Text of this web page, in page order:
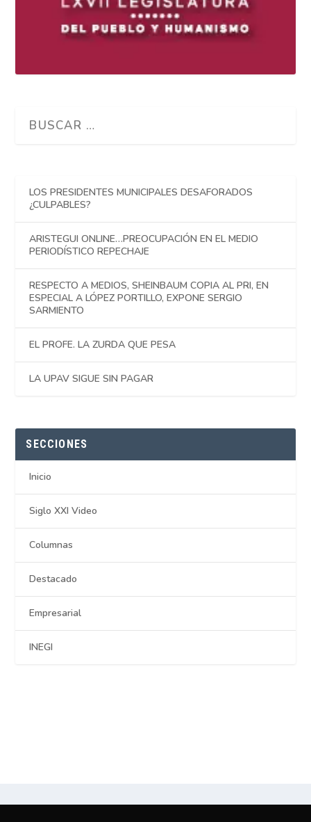
LOS PRESIDENTES MUNICIPALES DESAFORADOS
¿CULPABLES?
ARISTEGUI ONLINE…PREOCUPACIÓN EN EL MEDIO
PERIODÍSTICO REPECHAJE
RESPECTO A MEDIOS, SHEINBAUM COPIA AL PRI, EN
ESPECIAL A LÓPEZ PORTILLO, EXPONE SERGIO
SARMIENTO
EL PROFE. LA ZURDA QUE PESA
LA UPAV SIGUE SIN PAGAR
SECCIONES
Inicio
Siglo XXI Video
Columnas
Destacado
Empresarial
INEGI